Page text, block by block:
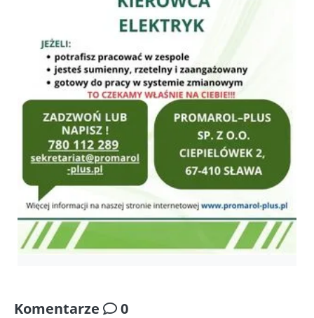
Komentarze 0